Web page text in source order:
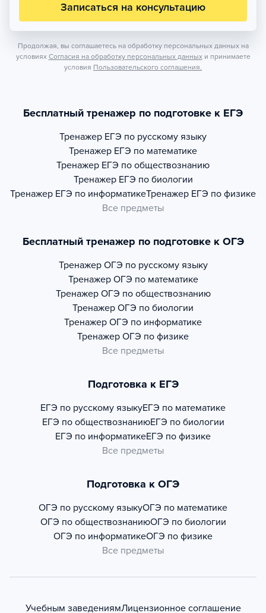
Записаться на консультацию
Продолжая, вы соглашаетесь на обработку персональных данных на
условиях Согласия на обработку персональных данных и принимаете
условия Пользовательского соглашения.
Бесплатный тренажер по подготовке к ЕГЭ
Тренажер ЕГЭ по русскому языку
Тренажер ЕГЭ по математике
Тренажер ЕГЭ по обществознанию
Тренажер ЕГЭ по биологии
Тренажер ЕГЭ по информатикеТренажер ЕГЭ по физике
Все предметы
Бесплатный тренажер по подготовке к ОГЭ
Тренажер ОГЭ по русскому языку
Тренажер ОГЭ по математике
Тренажер ОГЭ по обществознанию
Тренажер ОГЭ по биологии
Тренажер ОГЭ по информатике
Тренажер ОГЭ по физике
Все предметы
Подготовка к ЕГЭ
ЕГЭ по русскому языкуЕГЭ по математике
ЕГЭ по обществознаниюЕГЭ по биологии
ЕГЭ по информатикеЕГЭ по физике
Все предметы
Подготовка к ОГЭ
ОГЭ по русскому языкуОГЭ по математике
ОГЭ по обществознаниюОГЭ по биологии
ОГЭ по информатикеОГЭ по физике
Все предметы
Учебным заведениямЛицензионное соглашение